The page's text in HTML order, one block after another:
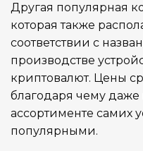
ГАБАРИТЫ КОРОБКИ
ВЕС БРУТТО, КГ
Другая популярная
которая также
соответствии с
производстве
криптовалют. Цены
благодаря чему
ассортименте самих
популярными.